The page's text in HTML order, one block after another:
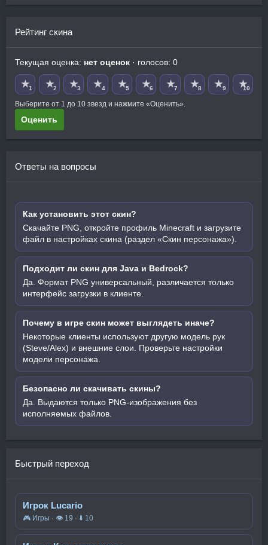
Рейтинг скина
Текущая оценка: нет оценок · голосов: 0
★1 ★2 ★3 ★4 ★5 ★6 ★7 ★8 ★9 ★10
Выберите от 1 до 10 звезд и нажмите «Оценить».
Оценить
Ответы на вопросы
Как установить этот скин?
Скачайте PNG, откройте профиль Minecraft и загрузите
файл в настройках скина (раздел «Скин персонажа»).
Подходит ли скин для Java и Bedrock?
Да. Формат PNG универсальный, различается только
интерфейс загрузки в клиенте.
Почему в игре скин может выглядеть иначе?
Некоторые клиенты используют другую модель рук
(Steve/Alex) и внешние слои. Проверьте настройки
модели персонажа.
Безопасно ли скачивать скины?
Да. Выдаются только PNG-изображения без
исполняемых файлов.
Быстрый переход
Игрок Lucario
🎮 Игры · 👁 19 · ⬇ 10